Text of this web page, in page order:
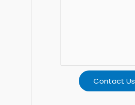
Contact Us